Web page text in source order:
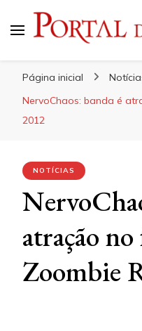
Página inicial
NervoChaos: banda é
2012
NOTÍCIAS
atração
Zoombie